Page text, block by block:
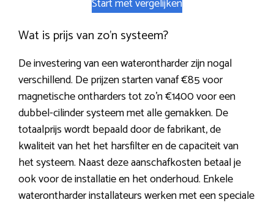
Start met vergelijken
Wat is prijs van zo’n systeem?
De investering van een waterontharder zijn nogal
verschillend. De prijzen starten vanaf €85 voor
magnetische ontharders tot zo’n €1400 voor een
dubbel-cilinder systeem met alle gemakken. De
totaalprijs wordt bepaald door de fabrikant, de
kwaliteit van het het harsfilter en de capaciteit van
het systeem. Naast deze aanschafkosten betaal je
ook voor de installatie en het onderhoud. Enkele
waterontharder installateurs werken met een speciale